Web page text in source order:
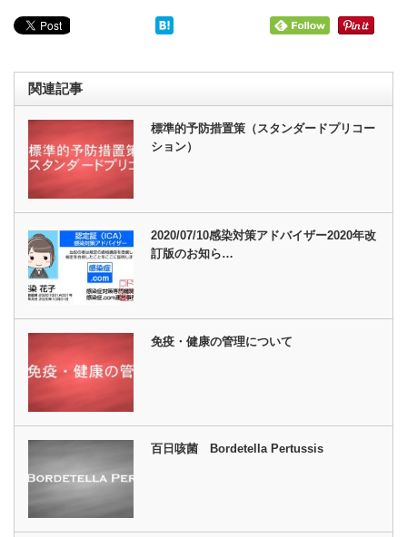
関連記事
標準的予防措置策（スタンダードプリコー
ション）
2020/07/10感染対策アドバイザー2020年改
訂版のお知ら…
免疫・健康の管理について
百日咳菌 Bordetella Pertussis